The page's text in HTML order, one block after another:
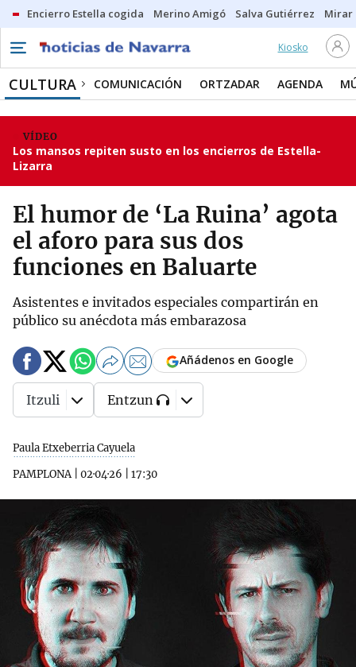
Encierro Estella cogida Merino Amigó Salva Gutiérrez Mirar
Kiosko
CULTURA COMUNICACIÓN ORTZADAR AGENDA
VÍDEO
Los mansos repiten susto en los encierros de Estella-
Lizarra
El humor de ‘La Ruina’ agota
el aforo para sus dos
funciones en Baluarte
Asistentes e invitados especiales compartirán en
público su anécdota más embarazosa
Paula Etxeberria Cayuela
PAMPLONA| 02·04·26 17:30
Añádenos en Google
Itzuli Entzun